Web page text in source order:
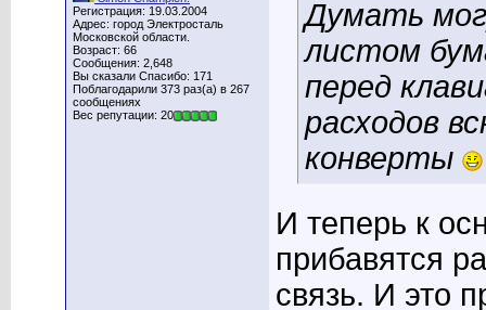
Регистрация: 19.03.2004
Адрес: город Электросталь
Московской области.
Возраст: 66
Сообщения: 2,648
Вы сказали Спасибо: 171
Поблагодарили 373 раз(а) в 267
сообщениях
Вес репутации: 20
Думать
листом
перед
расходов
конверты
И теперь к
прибавятся
связь. И это